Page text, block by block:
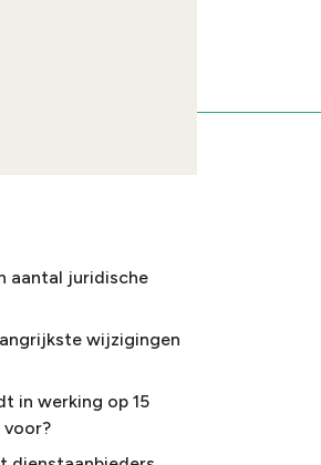
aantal juridische
wijzigingen
in werking op 15
voor?